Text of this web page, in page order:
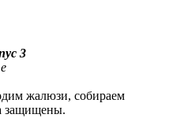
3
жалюзи, собираем
защищены.